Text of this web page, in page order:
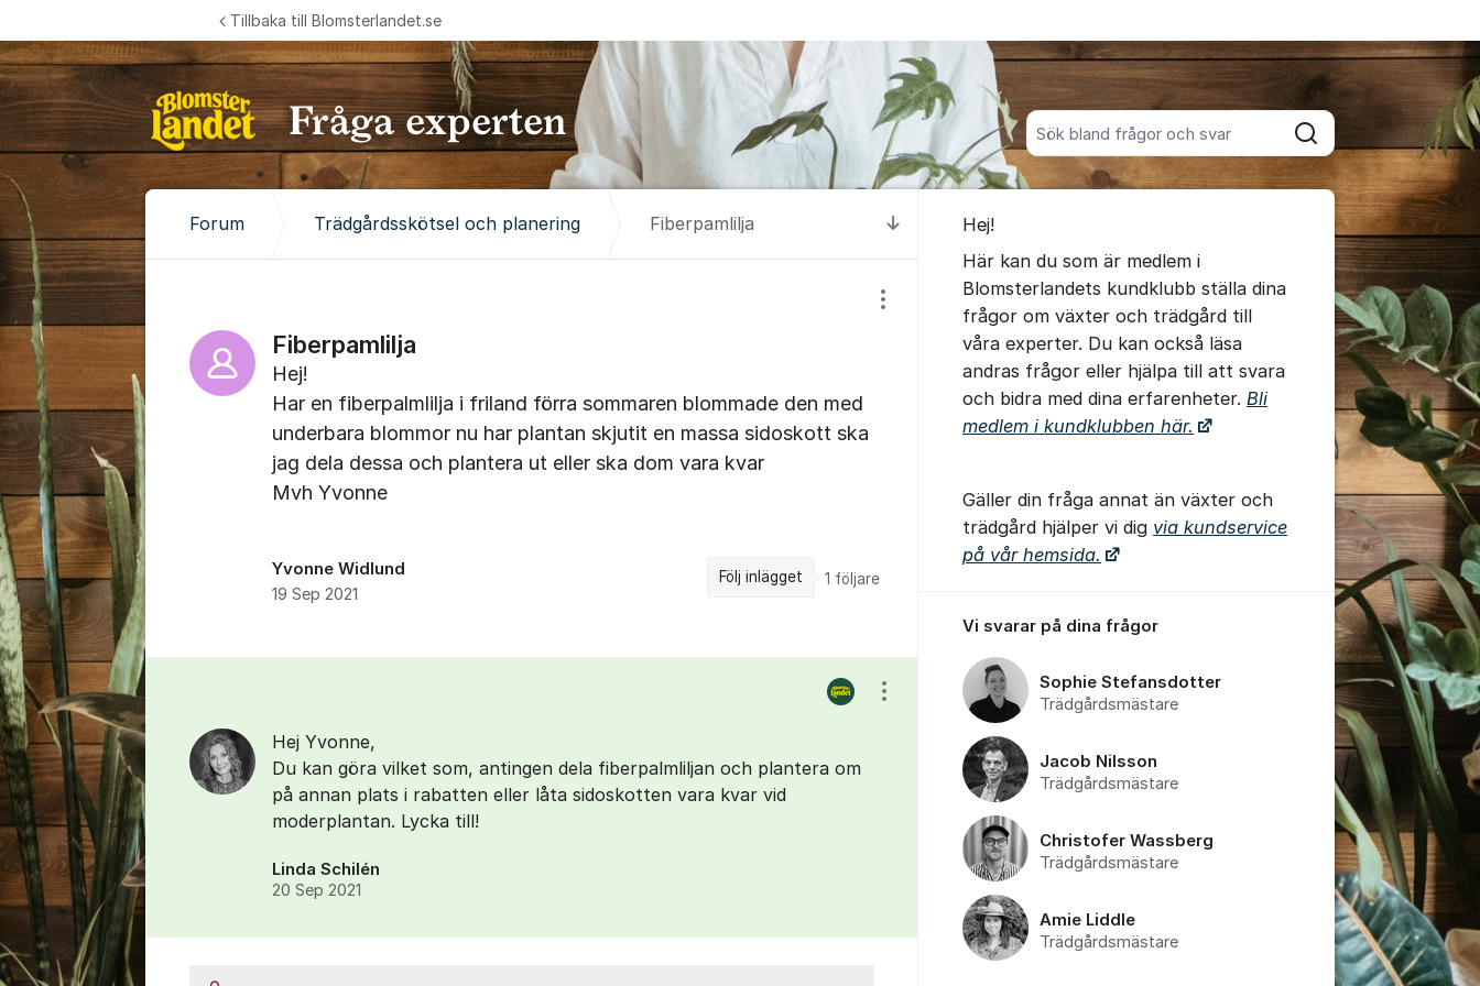
Sök bland alla inlägg
Sök
Tillbaka till Blomsterlandet.se
Till senaste kommentaren
Forum Trädgårdsskötsel och planering Fiberpamlilja
Fiberpamlilja
Visa/dölj inställningar för inlägg/kommentar
Hej!
Har en fiberpalmlilja i friland förra sommaren blommade den med
underbara blommor nu har plantan skjutit en massa sidoskott ska
jag dela dessa och plantera ut eller ska dom vara kvar
Mvh Yvonne
Yvonne Widlund
19 Sep 2021
Följ inlägget 1 följare
Hej Yvonne,
Du kan göra vilket som, antingen dela fiberpalmliljan och plantera om
på annan plats i rabatten eller låta sidoskotten vara kvar vid
moderplantan. Lycka till!
Linda Schilén
20 Sep 2021
Visa/dölj inställningar för inlägg/kommentar
Hej!
Här kan du som är medlem i
Blomsterlandets kundklubb ställa dina
frågor om växter och trädgård till
våra experter. Du kan också läsa
andras frågor eller hjälpa till att svara
och bidra med dina erfarenheter. Bli
medlem i kundklubben här.
Gäller din fråga annat än växter och
trädgård hjälper vi dig via kundservice
på vår hemsida.
Vi svarar på dina frågor
Sophie Stefansdotter
Trädgårdsmästare
Jacob Nilsson
Trädgårdsmästare
Christofer Wassberg
Trädgårdsmästare
Amie Liddle
Trädgårdsmästare